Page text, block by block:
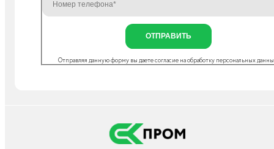
ОТПРАВИТЬ
Отправляя данную форму вы даете согласие наобработку персональных